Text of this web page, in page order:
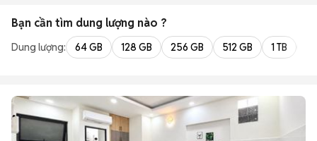
Bạn cần tìm dung lượng nào ?
Dung lượng: 64 GB 128 GB 256 GB 512 GB 1 TB